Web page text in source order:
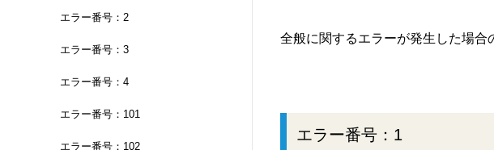
エラー番号：2
エラー番号：3
エラー番号：4
エラー番号：101
エラー番号：102
全般に関するエラーが発生した場合
エラー番号：1